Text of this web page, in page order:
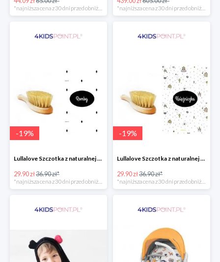
-19%
Lullalove Szczotka z naturalnej szczeciny z myjką muślinową "Romby"
29.90 zł36.90 zł*
-19%
Lullalove Szczotka z naturalnej szczeciny z myjką muślinową "Księżniczka"
29.90 zł36.90 zł*